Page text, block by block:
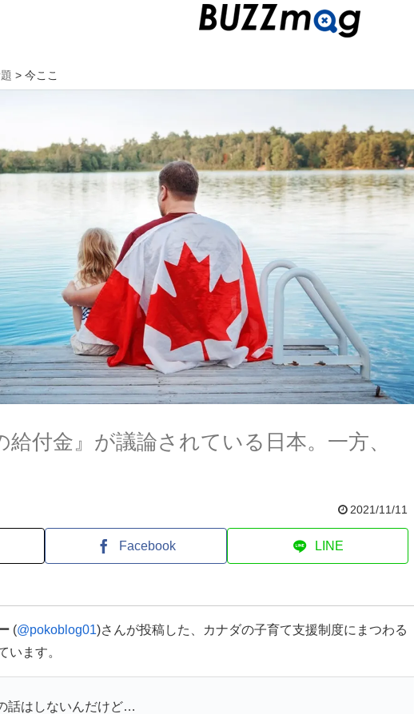
> 今ここ
給付金』が議論されている日本。一方、
2021/11/11
Facebook LINE
(@pokoblog01)さんが投稿した、カナダの子育て支援制度にまつわる
います。
話はしないんだけど…